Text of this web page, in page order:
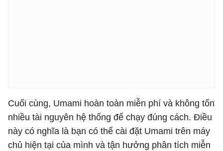
Cuối cùng, Umami hoàn toàn miễn phí và không tốn
nhiều tài nguyên hệ thống để chạy đúng cách. Điều
này có nghĩa là bạn có thể cài đặt Umami trên máy
chủ hiện tại của mình và tận hưởng phân tích miễn